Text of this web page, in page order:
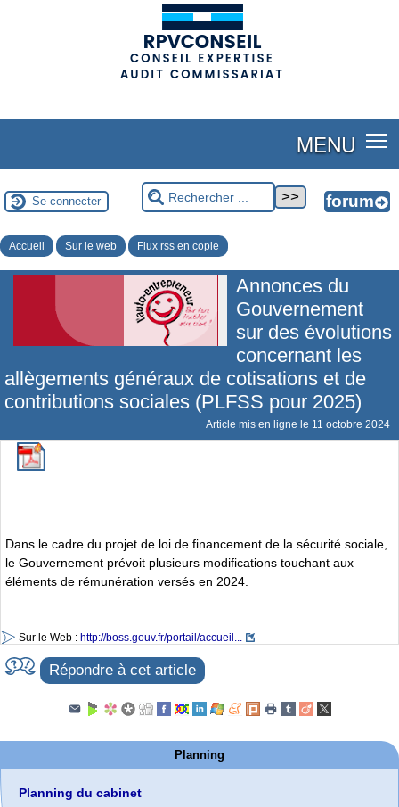
MENU
Se connecter
Accueil Sur le web Flux rss en copie
Annonces du
Gouvernement
sur des évolutions
concernant les
allègements généraux de cotisations et de
contributions sociales (PLFSS pour 2025)
Article mis en ligne le 11 octobre 2024
Dans le cadre du projet de loi de financement de la sécurité sociale,
le Gouvernement prévoit plusieurs modifications touchant aux
éléments de rémunération versés en 2024.
Sur le Web : http://boss.gouv.fr/portail/accueil...
Répondre à cet article
Planning
Planning du cabinet